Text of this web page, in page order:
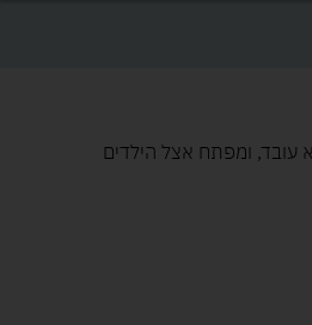
עובד, ומפתח אצל הילדים